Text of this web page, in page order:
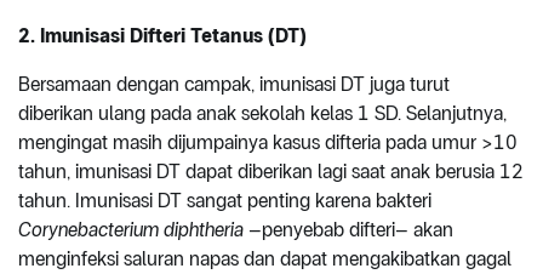
2. Imunisasi Difteri Tetanus (DT)
Bersamaan dengan campak, imunisasi DT juga turut
diberikan ulang pada anak sekolah kelas 1 SD. Selanjutnya,
mengingat masih dijumpainya kasus difteria pada umur >10
tahun, imunisasi DT dapat diberikan lagi saat anak berusia 12
tahun. Imunisasi DT sangat penting karena bakteri
Corynebacterium diphtheria –penyebab difteri– akan
menginfeksi saluran napas dan dapat mengakibatkan gagal